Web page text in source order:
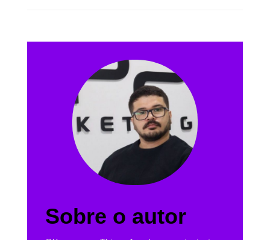
Sobre o autor